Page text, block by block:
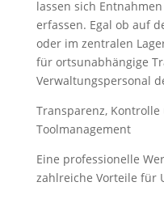
lassen sich
erfassen. Egal ob auf
oder im zentralen
für ortsunabhängige
Verwaltungspersonal
Transparenz,
Toolmanagement
Eine professionelle
zahlreiche Vorteile für